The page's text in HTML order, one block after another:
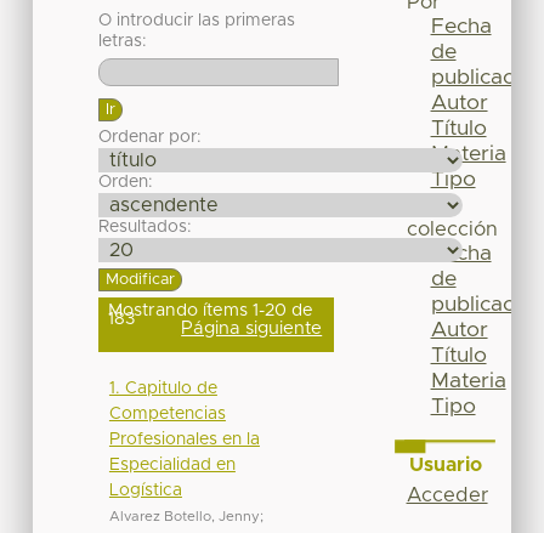
O introducir las primeras
letras:
Ordenar por:
Orden:
Resultados:
Mostrando ítems 1-20 de
183 Página siguiente
1. Capitulo de
Competencias
Profesionales en la
Especialidad en
Logística
Alvarez Botello, Jenny;
Fecha
de
publicación
Autor
Título
Materia
Tipo
colección
Fecha
de
publicación
Autor
Título
Materia
Tipo
Usuario
Acceder